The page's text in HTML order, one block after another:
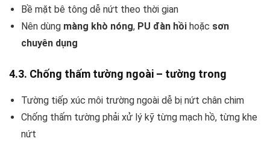
Bề mặt bê tông dễ nứt theo thời gian
Nên dùng màng khò nóng, PU đàn hồi hoặc sơn
chuyên dụng
4.3. Chống thấm tường ngoài – tường trong
Tường tiếp xúc môi trường ngoài dễ bị nứt chân chim
Chống thấm tường phải xử lý kỹ từng mạch hồ, từng khe
nứt